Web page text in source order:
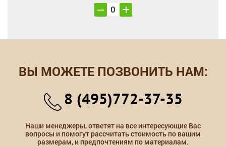
ВЫ МОЖЕТЕ ПОЗВОНИТЬ НАМ:
8 (495)772-37-35
Наши менеджеры, ответят на все интересующие Вас
вопросы и помогут рассчитать стоимость по вашим
размерам, и предпочтениям по материалам.